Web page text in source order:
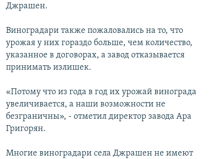
Джрашен.
Виноградари также пожаловались на то, что
урожая у них гораздо больше, чем количество,
указанное в договорах, а завод отказывается
принимать излишек.
«Потому что из года в год их урожай винограда
увеличивается, а наши возможности не
безграничны», - отметил директор завода Ара
Григорян.
Многие виноградари села Джрашен не имеют